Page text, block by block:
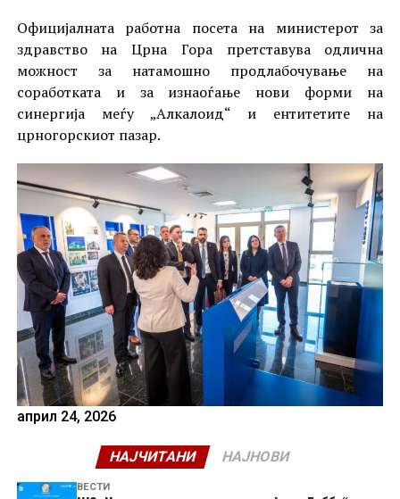
Официјалната работна посета на министерот за
здравство на Црна Гора претставува одлична
можност за натамошно продлабочување на
соработката и за изнаоѓање нови форми на
синергија меѓу „Алкалоид“ и ентитетите на
црногорскиот пазар.
април 24, 2026
НАЈЧИТАНИ НАЈНОВИ
ВЕСТИ